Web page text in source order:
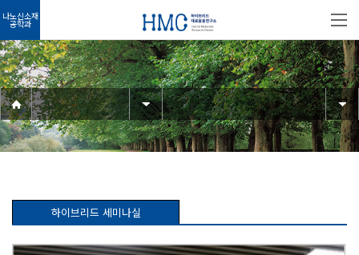
나노신소재
공학과
하이브리드 세미나실